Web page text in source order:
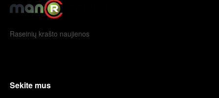
Raseinių krašto naujienos
Sekite mus